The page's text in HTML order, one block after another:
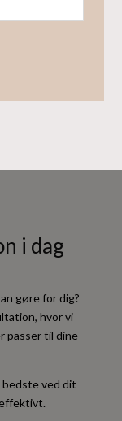
i dag
gøre for dig?
hvor vi
passer til dine
ved dit